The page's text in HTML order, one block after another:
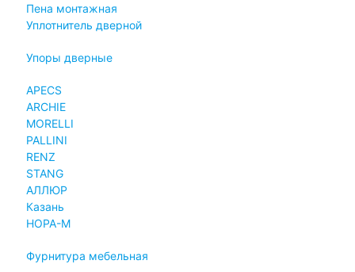
Пена монтажная
Уплотнитель дверной
Упоры дверные
APECS
ARCHIE
MORELLI
PALLINI
RENZ
STANG
АЛЛЮР
Казань
НОРА-М
Фурнитура мебельная